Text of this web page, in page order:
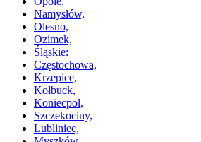
Namysłów,
Olesno,
Ozimek,
Śląskie:
Częstochowa,
Krzepice,
Kołbuck,
Koniecpol,
Szczekociny,
Lubliniec,